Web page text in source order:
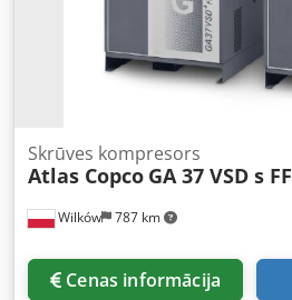
Wilków 787 km
Skrūves kompresors
Atlas Copco GA 37 VSD s FF
Cenas informācija